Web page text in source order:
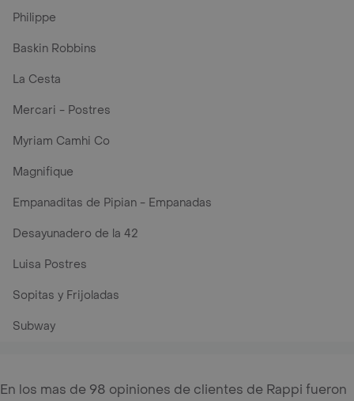
Philippe
Baskin Robbins
La Cesta
Mercari - Postres
Myriam Camhi Co
Magnifique
Empanaditas de Pipian - Empanadas
Desayunadero de la 42
Luisa Postres
Sopitas y Frijoladas
Subway
En los mas de 98 opiniones de clientes de Rappi fueron